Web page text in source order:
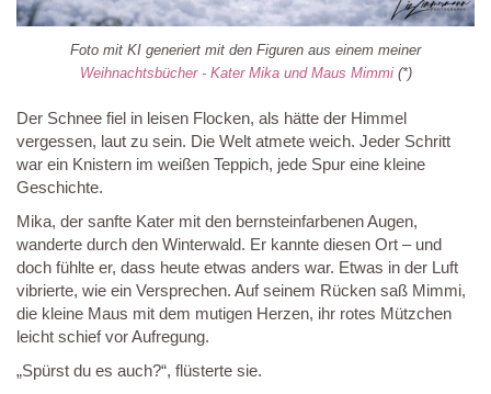
Foto mit KI generiert mit den Figuren aus einem meiner
Weihnachtsbücher - Kater Mika und Maus Mimmi(*)
Der Schnee fiel in leisen Flocken, als hätte der Himmel
vergessen, laut zu sein. Die Welt atmete weich. Jeder Schritt
war ein Knistern im weißen Teppich, jede Spur eine kleine
Geschichte.
Mika, der sanfte Kater mit den bernsteinfarbenen Augen,
wanderte durch den Winterwald. Er kannte diesen Ort – und
doch fühlte er, dass heute etwas anders war. Etwas in der Luft
vibrierte, wie ein Versprechen. Auf seinem Rücken saß Mimmi,
die kleine Maus mit dem mutigen Herzen, ihr rotes Mützchen
leicht schief vor Aufregung.
„Spürst du es auch?“, flüsterte sie.